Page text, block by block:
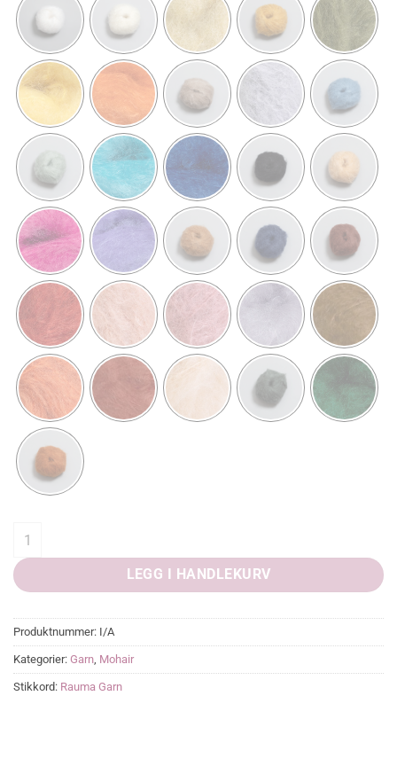
Tjukk Mohair quantity
LEGG I HANDLEKURV
Produktnummer: I/A
Kategorier: Garn Mohair
Stikkord: Rauma Garn